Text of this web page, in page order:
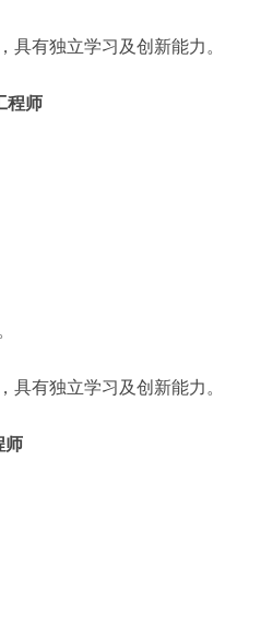
具有独立学习及创新能力。
程师
具有独立学习及创新能力。
师